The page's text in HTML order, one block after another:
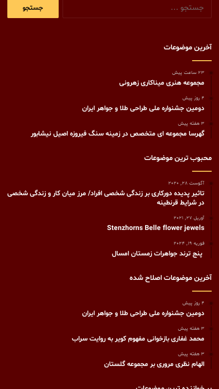
آخرین موضوعات
23 ساعت پیش
مجموعه هنری میناکاری زهرونی
4 روز پیش
دومین جشنواره ملی طراحی طلا و جواهر ایران
3 هفته پیش
گهرسا مجموعه ای متخصص در زمینه سنگ فیروزه اصیل نیشابور
محبوب ترین موضوعات
آگوست 28, 2020
تاثیر پدیده دورکاری بر زندگی شخصی افراد/ مرز میان کار و زندگی شخصی
در شرایط قرنطینه
آوریل 27, 2021
Stenzhorns Belle flower jewels
فوریه 19, 2024
پنج ترند جواهرات زمستان امسال
آخرین موضوعات اصلاح شده
4 روز پیش
دومین جشنواره ملی طراحی طلا و جواهر ایران
3 هفته پیش
محمد غفاری بازخوانی مفهوم کویر به روایت سراب
3 هفته پیش
الهام نظری مروری بر مجموعه گلستان